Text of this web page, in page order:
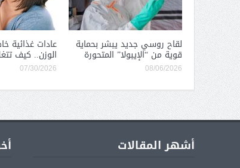
لقاح روسي جديد يبشر بحماية
قوية من “الإيبولا” المتحورة
08/06/2026
عادات غذائية
الوزن.. كيف
07/30/2026
أشهر المقالات